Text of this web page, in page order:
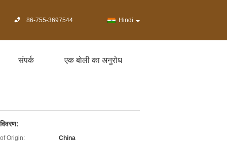
86-755-3697544 Hindi
संपर्क एक बोली का अनुरोध
Origin:
China